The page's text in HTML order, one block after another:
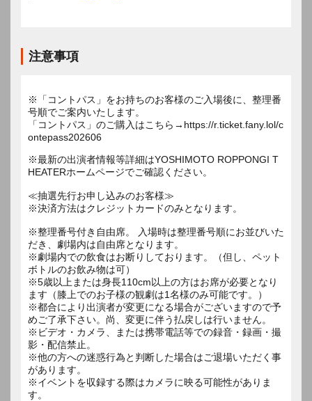
注意事項
※「コントパス」をお持ちのお客様のご入場後に、整理番
号順でご案内いたします。
「コントパス」のご購入はこちら→https://r.ticket.fany.lol/c
ontepass202606
※最新の出演者情報等詳細はYOSHIMOTO ROPPONGI T
HEATERホームページでご確認ください。
≪抽選先行お申し込みのお客様≫
※決済方法はクレジットカードのみとなります。
※整理番号付き自由席。 入場時は整理番号順にお並びいた
だき、劇場内は自由席となります。
※劇場内での飲食はお断りしております。（但し、ペット
ボトルのお飲み物は可）
※5歳以上または身長110cm以上の方はお席が必要となり
ます（膝上でのお子様の観劇は1名様のみ可能です。）
※都合により出演者が変更になる場合がございますので予
めご了承下さい。尚、変更に伴う払戻しは行いません。
※ビデオ・カメラ、または携帯電話等での録音・録画・撮
影・配信禁止。
※他の方への迷惑行為と判断した場合はご退場いただく事
があります。
※イベントを収録する際はカメラに映る可能性がありま
す。